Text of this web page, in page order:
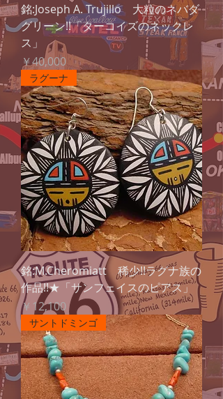
銘:Joseph A. Trujillo 大粒のネバダ
グリーン!!「ターコイズのネックレ
ス」
価格
￥40,000
ラグーナ
銘:M.Cheromiatt 稀少!!ラグナ族の
作品!!★「サンフェイスのピアス」
価格
￥12,100
サントドミンゴ